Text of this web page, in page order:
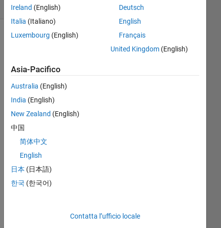
(30 giorni)
I
e a
m
file
is
spri
Ireland (English)
Italia (Italiano)
Luxembourg (English)
Deutsch
English
Français
United Kingdom(English)
Asia-Pacifico
Australia (English)
India (English)
New Zealand (English)
中国
简体中文
English
日本 (日本語)
한국 (한국어)
Contatta l’ufficio locale